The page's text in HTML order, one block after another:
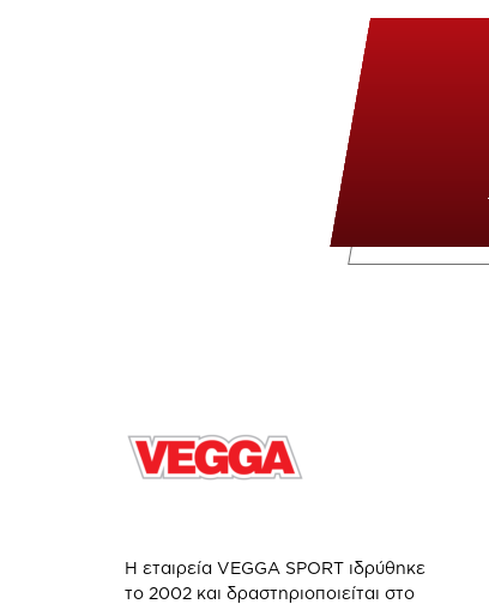
Η εταιρεία VEGGA SPORT ιδρύθηκε
το 2002 και δραστηριοποιείται στο